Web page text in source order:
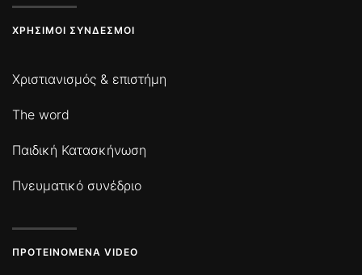
ΧΡΉΣΙΜΟΙ ΣΎΝΔΕΣΜΟΙ
Χριστιανισμός & επιστήμη
The word
Παιδική Κατασκήνωση
Πνευματικό συνέδριο
ΠΡΟΤΕΙΝΌΜΕΝΑ VIDEO